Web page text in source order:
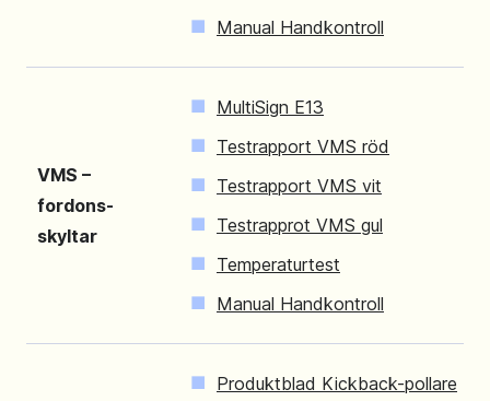
Manual Handkontroll
VMS –
fordons-
skyltar
MultiSign E13
Testrapport VMS röd
Testrapport VMS vit
Testrapprot VMS gul
Temperaturtest
Manual Handkontroll
Produktblad Kickback-pollare